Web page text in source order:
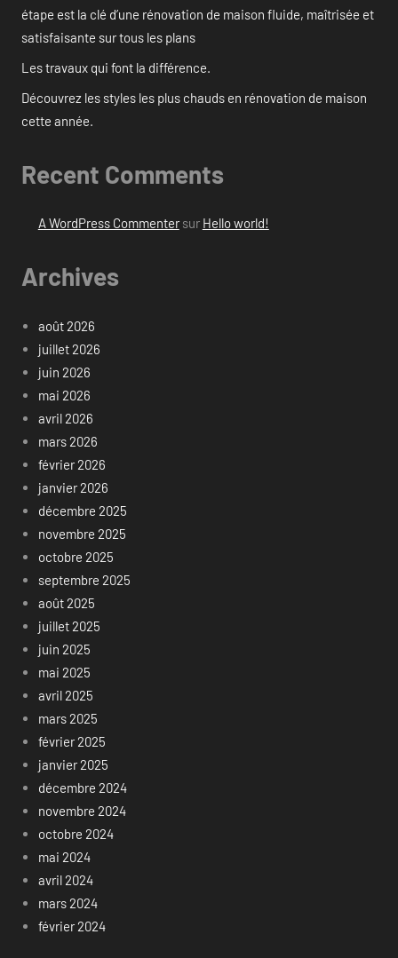
étape est la clé d’une rénovation de maison fluide, maîtrisée et
satisfaisante sur tous les plans
Les travaux qui font la différence.
Découvrez les styles les plus chauds en rénovation de maison
cette année.
Recent Comments
A WordPress Commentersur Hello world!
Archives
août 2026
juillet 2026
juin 2026
mai 2026
avril 2026
mars 2026
février 2026
janvier 2026
décembre 2025
novembre 2025
octobre 2025
septembre 2025
août 2025
juillet 2025
juin 2025
mai 2025
avril 2025
mars 2025
février 2025
janvier 2025
décembre 2024
novembre 2024
octobre 2024
mai 2024
avril 2024
mars 2024
février 2024